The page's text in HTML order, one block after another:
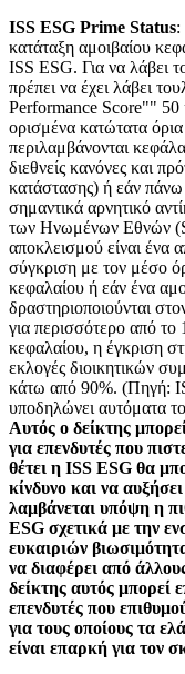
ISS ESG Prime Status:
κατάταξη αμοιβαίου
ISS ESG. Για να λάβει
πρέπει να έχει λάβει
Performance Score"" 50
ορισμένα κατώτατα
περιλαμβάνονται
διεθνείς κανόνες και
κατάστασης) ή εάν
σημαντικά αρνητικό
των Ηνωμένων Εθνών
αποκλεισμού είναι
σύγκριση με τον μέσο
κεφαλαίου ή εάν ένα
δραστηριοποιούνται
για περισσότερο από το
κεφαλαίου, η έγκριση
εκλογές διοικητικών
κάτω από 90%. (Πηγή:
υποδηλώνει αυτόματα
Αυτός ο δείκτης
για επενδυτές που
θέτει η ISS ESG θα
κίνδυνο και να
λαμβάνεται υπόψη η
ESG σχετικά με την
ευκαιριών
να διαφέρει από
δείκτης αυτός μπορεί
επενδυτές που
για τους οποίους τα
είναι επαρκή για τον